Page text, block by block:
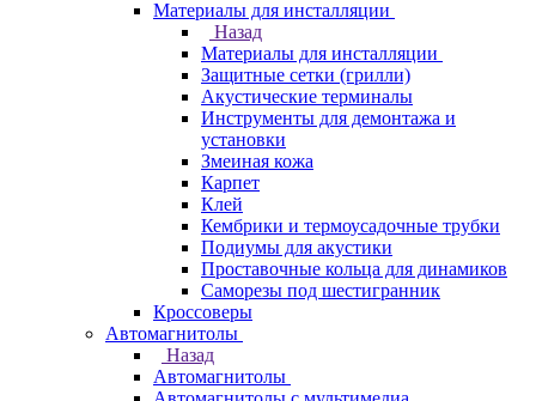
Материалы для инсталляции
Назад
Материалы для инсталляции
Защитные сетки (грилли)
Акустические терминалы
Инструменты для демонтажа и
установки
Змеиная кожа
Карпет
Клей
Кембрики и термоусадочные трубки
Подиумы для акустики
Проставочные кольца для динамиков
Саморезы под шестигранник
Кроссоверы
Автомагнитолы
Назад
Автомагнитолы